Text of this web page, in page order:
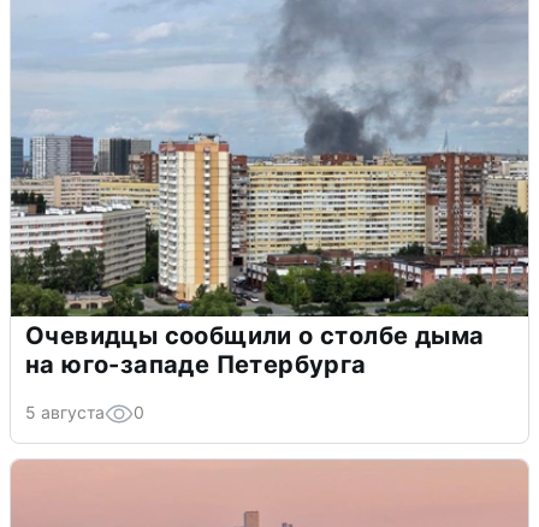
Очевидцы сообщили о столбе дыма
на юго-западе Петербурга
5 августа 0